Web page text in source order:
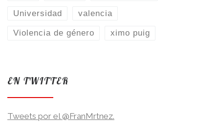
Universidad valencia
Violencia de género ximo puig
EN TWITTER
Tweets por el @FranMrtnez.